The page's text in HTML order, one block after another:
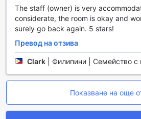
хлебчета и яйца по избор.
За тези, които предпочитат уюта
стая, OYO 502 Roberto's Resort
на любимите си ястия в
помещение, без да се налага да
вашето легло. Освен това, за
курортът предлага специални
споделяне на незабравими
The staff (owner) is very
considerate, the room is okay and
surely go back again. 5 stars!
Превод на отзива
Clark Филипини | Семейство с
Показване на още